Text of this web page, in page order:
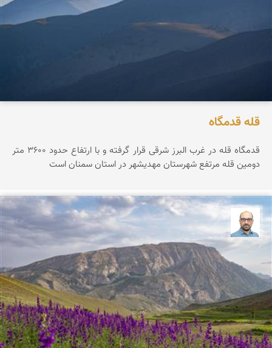
قله قدمگاه
قدمگاه قله در غرب البرز شرقی قرار گرفته و با ارتفاع حدود ۳۶0۰ متر
دومین قله مرتفع شهرستان مهدیشهر در استان سمنان است